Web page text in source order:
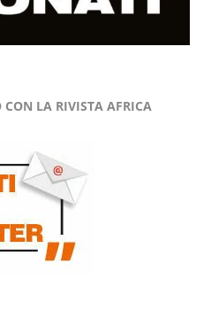
LA RIVISTA AFRICA